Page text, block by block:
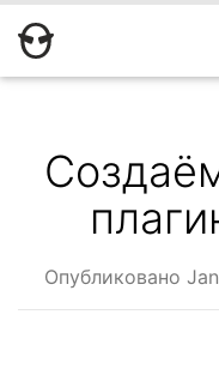
Опубликовано